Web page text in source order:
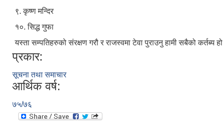
९. कृष्ण मन्दिर
१०. सिद्ध गुफा
यस्ता सम्पतिहरुको संरक्षण गरौ र राजस्वमा टेवा पुराउनु हामी सबैको कर्तब्य हो |
प्रकार:
सूचना तथा समाचार
आर्थिक वर्ष:
७५/७६